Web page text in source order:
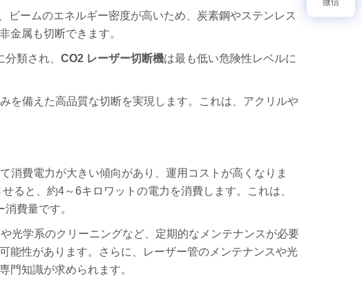
ビームのエネルギー密度が高いため、炭素鋼やステンレス
金属も切断できます。
類され、 CO2 レーザー切断機は最も低い危険性レベルに
を備えた高品質な切断を実現します。これは、アクリルや
消費電力が大きい傾向があり、運用コストが高くなりま
ると、約4～6キロワットの電力を消費します。これは、
費量です。
光学系のクリーニングなど、定期的なメンテナンスが必要
能性があります。さらに、レーザー管のメンテナンスや光
門知識が求められます。